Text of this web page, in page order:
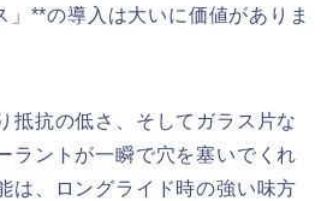
」**の導入は大いに価値がありま
抵抗の低さ、そしてガラス片な
ラントが一瞬で穴を塞いでくれ
は、ロングライド時の強い味方